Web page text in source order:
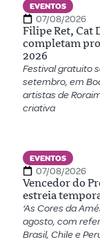
EVENTOS
07/08/2026
Filipe Ret, Cat
completam
2026
Festival gratuito
setembro, em
artistas de
criativa
EVENTOS
07/08/2026
Vencedor do
estreia
‘As Cores da
agosto, com
Brasil, Chile e